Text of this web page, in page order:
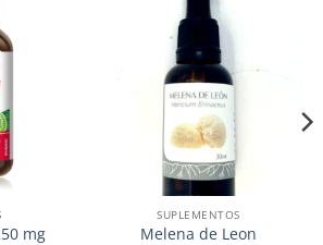
mg
SUPLEMENTOS
Melena de Leon